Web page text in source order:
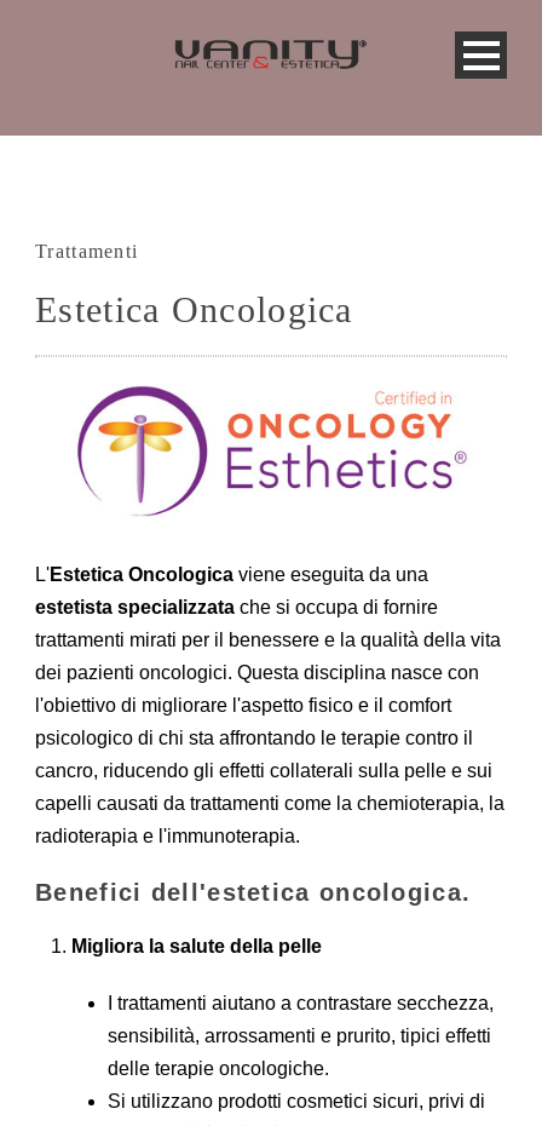
Shop Online
Trattamenti
Estetica Oncologica
L'Estetica Oncologica viene eseguita da una
estetista specializzata che si occupa di fornire
trattamenti mirati per il benessere e la qualità della vita
dei pazienti oncologici. Questa disciplina nasce con
l'obiettivo di migliorare l'aspetto fisico e il comfort
psicologico di chi sta affrontando le terapie contro il
cancro, riducendo gli effetti collaterali sulla pelle e sui
capelli causati da trattamenti come la chemioterapia, la
radioterapia e l'immunoterapia.
Benefici dell'estetica oncologica.
Migliora la salute della pelle
I trattamenti aiutano a contrastare secchezza,
sensibilità, arrossamenti e prurito, tipici effetti
delle terapie oncologiche.
Si utilizzano prodotti cosmetici sicuri, privi di